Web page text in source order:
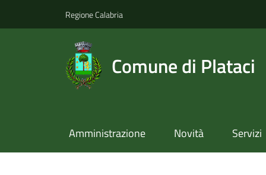
Regione Calabria
Comune di Plataci
Amministrazione Novità Servizi